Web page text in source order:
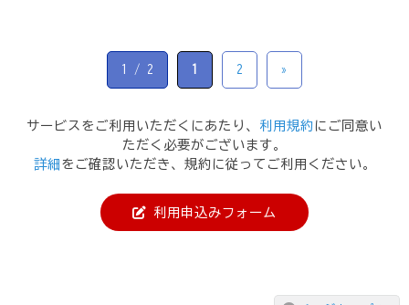
1 / 2 1 2 »
サービスをご利用いただくにあたり、 利用規約 にご同意い
ただく必要がございます。
詳細 をご確認いただき、規約に従ってご利用ください。
利用申込みフォーム